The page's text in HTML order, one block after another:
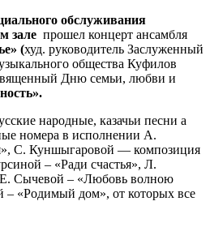
обслуживания
зале прошел концерт ансамбля
(худ. руководитель Заслуженный
общества Куфилов
Дню семьи, любви и
народные, казачьи песни а
номера в исполнении А.
С. Куншыгаровой — композиция
– «Ради счастья», Л.
Сычевой – «Любовь волною
«Родимый дом», от которых все